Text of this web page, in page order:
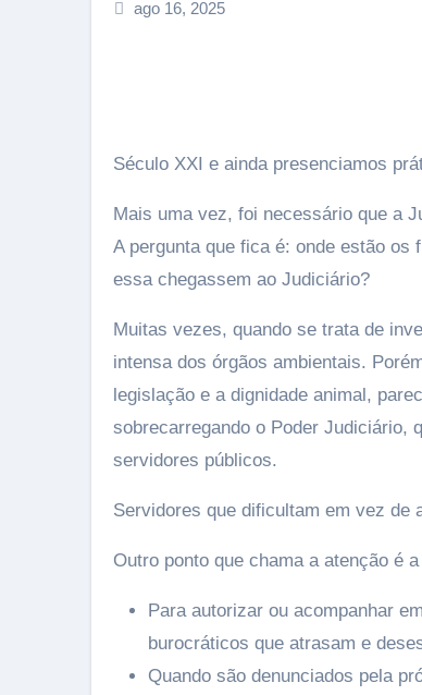
ago 16, 2025
Século XXI e ainda presenciamos
Mais uma vez, foi necessário que a
A pergunta que fica é: onde estão
essa chegassem ao Judiciário?
Muitas vezes, quando se trata de
intensa dos órgãos ambientais.
legislação e a dignidade animal,
sobrecarregando o Poder Judiciário,
servidores públicos.
Servidores que dificultam em vez de
Outro ponto que chama a atenção é
Para autorizar ou acompanhar
burocráticos que atrasam e
Quando são denunciados pela